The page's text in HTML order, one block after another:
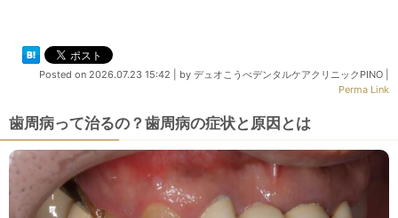
Posted on 2026.07.23 15:42 by デュオこうべデンタルケアクリニックPINO
Perma Link
歯周病って治るの？歯周病の症状と原因とは